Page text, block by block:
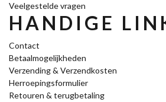
Veelgestelde vragen
HANDIGE
Contact
Betaalmogelijkheden
Verzending & Verzendkosten
Herroepingsformulier
Retouren & terugbetaling